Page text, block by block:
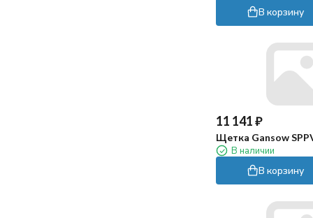
В корзину
11 141₽
Щетка Gansow
В наличии
В корзину